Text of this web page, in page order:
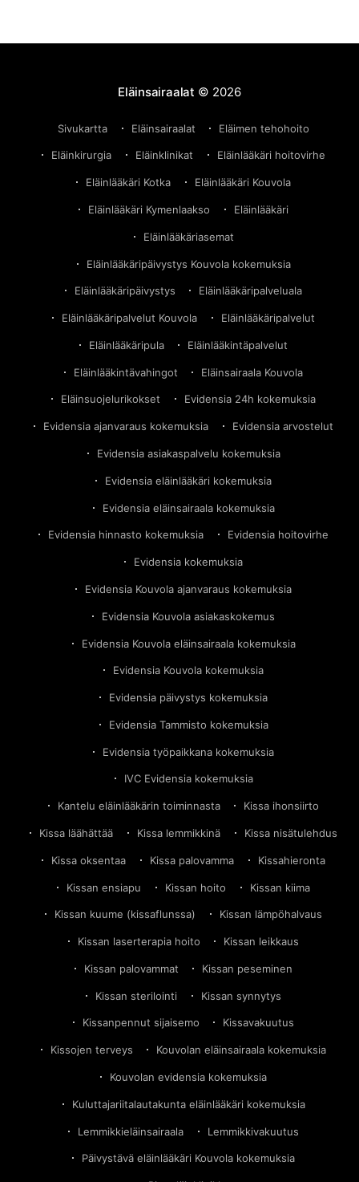
esimerkiksi lukemalla tämän järkyttävän
asiakkaan kissan. Lu
Eläinsairaalat © 2026
Sivukartta Eläinsairaalat Eläimen tehohoito
Eläinkirurgia Eläinklinikat Eläinlääkäri hoitovirhe
Eläinlääkäri Kotka Eläinlääkäri Kouvola
Eläinlääkäri Kymenlaakso Eläinlääkäri
Eläinlääkäriasemat
Eläinlääkäripäivystys Kouvola kokemuksia
Eläinlääkäripäivystys Eläinlääkäripalveluala
Eläinlääkäripalvelut Kouvola Eläinlääkäripalvelut
Eläinlääkäripula Eläinlääkintäpalvelut
Eläinlääkintävahingot Eläinsairaala Kouvola
Eläinsuojelurikokset Evidensia 24h kokemuksia
Evidensia ajanvaraus kokemuksia Evidensia arvostelut
Evidensia asiakaspalvelu kokemuksia
Evidensia eläinlääkäri kokemuksia
Evidensia eläinsairaala kokemuksia
Evidensia hinnasto kokemuksia Evidensia hoitovirhe
Evidensia kokemuksia
Evidensia Kouvola ajanvaraus kokemuksia
Evidensia Kouvola asiakaskokemus
Evidensia Kouvola eläinsairaala kokemuksia
Evidensia Kouvola kokemuksia
Evidensia päivystys kokemuksia
Evidensia Tammisto kokemuksia
Evidensia työpaikkana kokemuksia
IVC Evidensia kokemuksia
Kantelu eläinlääkärin toiminnasta Kissa ihonsiirto
Kissa läähättää Kissa lemmikkinä Kissa nisätulehdus
Kissa oksentaa Kissa palovamma Kissahieronta
Kissan ensiapu Kissan hoito Kissan kiima
Kissan kuume (kissaflunssa) Kissan lämpöhalvaus
Kissan laserterapia hoito Kissan leikkaus
Kissan palovammat Kissan peseminen
Kissan sterilointi Kissan synnytys
Kissanpennut sijaisemo Kissavakuutus
Kissojen terveys Kouvolan eläinsairaala kokemuksia
Kouvolan evidensia kokemuksia
Kuluttajariitalautakunta eläinlääkäri kokemuksia
Lemmikkieläinsairaala Lemmikkivakuutus
Päivystävä eläinlääkäri Kouvola kokemuksia